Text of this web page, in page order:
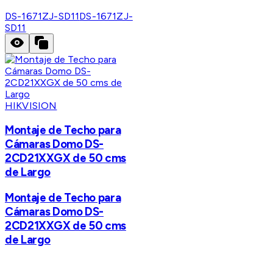
DS-1671ZJ-SD11DS-1671ZJ-
SD11
HIKVISION
Montaje de Techo para
Cámaras Domo DS-
2CD21XXGX de 50 cms
de Largo
Montaje de Techo para
Cámaras Domo DS-
2CD21XXGX de 50 cms
de Largo